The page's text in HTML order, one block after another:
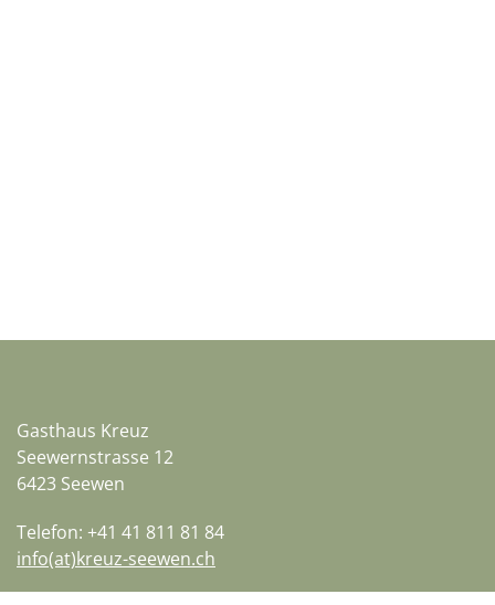
Gasthaus Kreuz
Seewernstrasse 12
6423 Seewen
Telefon: +41 41 811 81 84
info(at)kreuz-seewen.ch